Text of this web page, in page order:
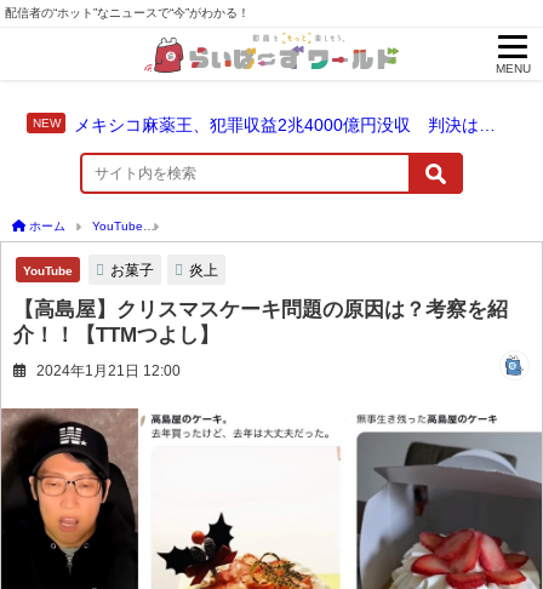
配信者の“ホット”なニュースで“今”がわかる！
MENU
ホーム YouTube
YouTube お菓子 炎上
【高島屋】クリスマスケーキ問題の原因は？考察を紹
介！！【TTMつよし】
2024年1月21日 12:00